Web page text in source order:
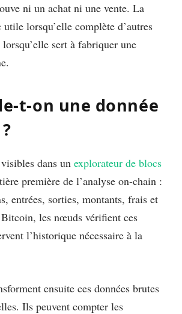
ni un achat ni une vente. La
lorsqu’elle complète d’autres
sert à fabriquer une
t-on une donnée
dans un explorateur de blocs
première de l’analyse on-chain :
entrées, sorties, montants, frais et
les nœuds vérifient ces
l’historique nécessaire à la
ensuite ces données brutes
Ils peuvent compter les